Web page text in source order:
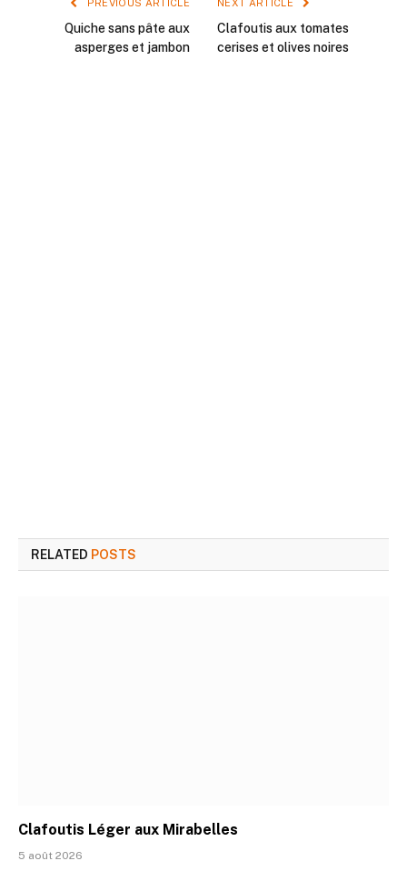
PREVIOUS ARTICLE
Quiche sans pâte aux
asperges et jambon
NEXT ARTICLE
Clafoutis aux tomates
cerises et olives noires
RELATED POSTS
Clafoutis Léger aux Mirabelles
5 août 2026